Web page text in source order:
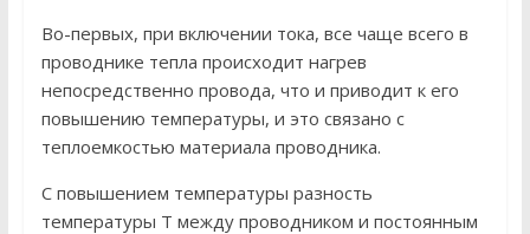
Во-первых, при включении тока, все чаще всего в
проводнике тепла происходит нагрев
непосредственно провода, что и приводит к его
повышению температуры, и это связано с
теплоемкостью материала проводника.
С повышением температуры разность
температуры Т между проводником и постоянным